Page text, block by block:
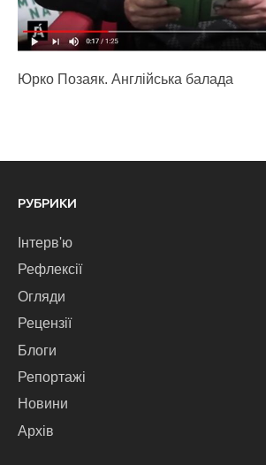
Юрко Позаяк. Англійська балада
РУБРИКИ
Інтерв'ю
Рефлексії
Огляди
Рецензії
Блоги
Репортажі
Новини
Архів